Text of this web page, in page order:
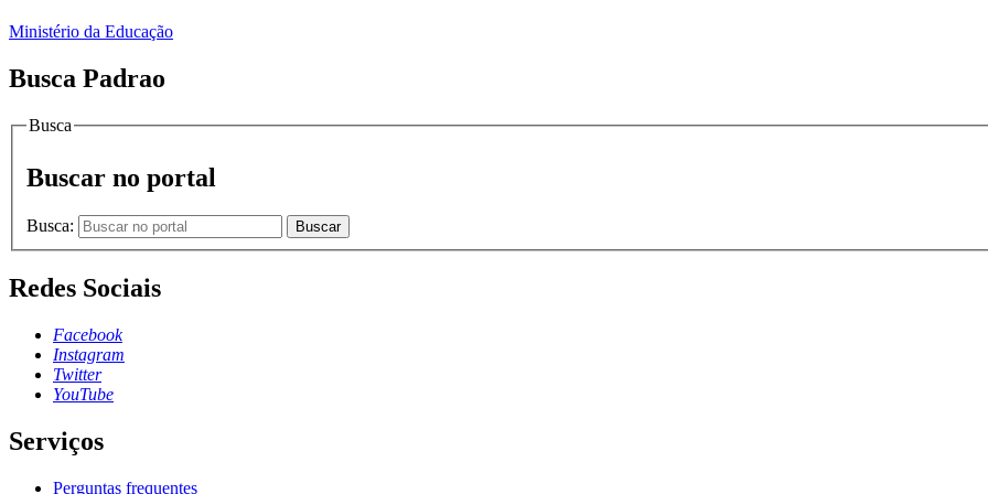
Ministério da Educação
Busca Padrao
Busca
Buscar no portal
Busca: Buscar
Redes Sociais
Facebook
Instagram
Twitter
YouTube
Serviços
Perguntas frequentes